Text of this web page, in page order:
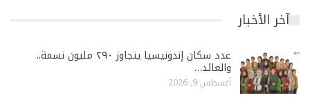
آخر الأخبار
عدد سكان إندونيسيا يتجاوز ٢٩٠ مليون نسمة..
والعائد…
أغسطس 9, 2026